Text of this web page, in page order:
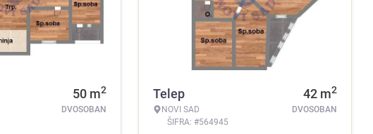
50 m2
DVOSOBAN
Telep
NOVI SAD
ŠIFRA: #564945
42 m2
DVOSOBAN